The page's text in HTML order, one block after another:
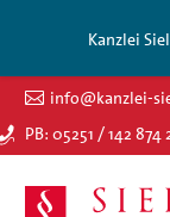
Kanzlei
info@kanzlei-
PB: 05251 / 142 874